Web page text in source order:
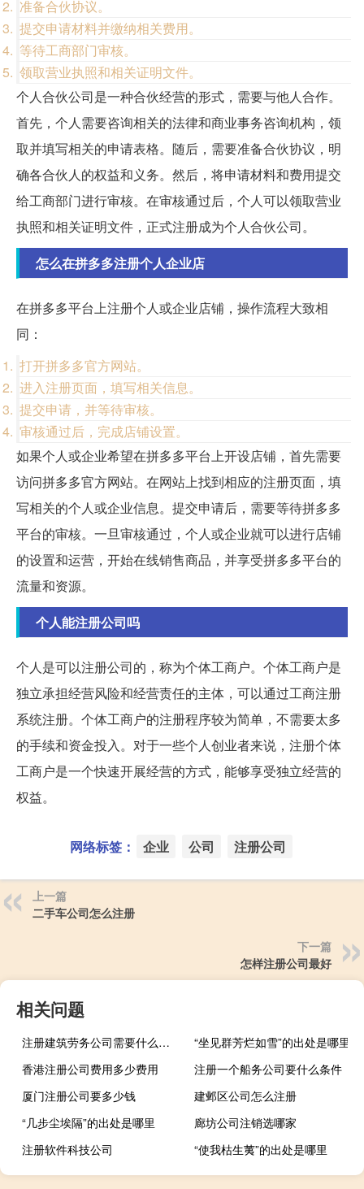
准备合伙协议。
提交申请材料并缴纳相关费用。
等待工商部门审核。
领取营业执照和相关证明文件。
个人合伙公司是一种合伙经营的形式，需要与他人合作。
首先，个人需要咨询相关的法律和商业事务咨询机构，领
取并填写相关的申请表格。随后，需要准备合伙协议，明
确各合伙人的权益和义务。然后，将申请材料和费用提交
给工商部门进行审核。在审核通过后，个人可以领取营业
执照和相关证明文件，正式注册成为个人合伙公司。
怎么在拼多多注册个人企业店
在拼多多平台上注册个人或企业店铺，操作流程大致相
同：
打开拼多多官方网站。
进入注册页面，填写相关信息。
提交申请，并等待审核。
审核通过后，完成店铺设置。
如果个人或企业希望在拼多多平台上开设店铺，首先需要
访问拼多多官方网站。在网站上找到相应的注册页面，填
写相关的个人或企业信息。提交申请后，需要等待拼多多
平台的审核。一旦审核通过，个人或企业就可以进行店铺
的设置和运营，开始在线销售商品，并享受拼多多平台的
流量和资源。
个人能注册公司吗
个人是可以注册公司的，称为个体工商户。个体工商户是
独立承担经营风险和经营责任的主体，可以通过工商注册
系统注册。个体工商户的注册程序较为简单，不需要太多
的手续和资金投入。对于一些个人创业者来说，注册个体
工商户是一个快速开展经营的方式，能够享受独立经营的
权益。
网络标签： 企业 公司 注册公司
上一篇
二手车公司怎么注册
下一篇
怎样注册公司最好
相关问题
注册建筑劳务公司需要什么条件
“坐见群芳烂如雪”的出处是哪里
香港注册公司费用多少费用
注册一个船务公司要什么条件
厦门注册公司要多少钱
建邺区公司怎么注册
“几步尘埃隔”的出处是哪里
廊坊公司注销选哪家
注册软件科技公司
“使我枯生荑”的出处是哪里